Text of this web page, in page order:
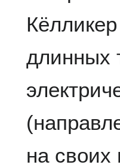
длинных
на